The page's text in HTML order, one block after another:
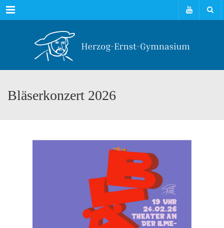
Menu
Bläserkonzert 2026